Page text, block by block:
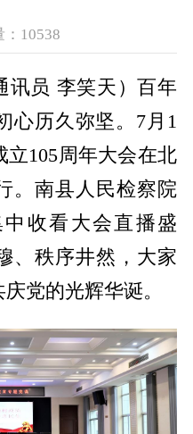
：10538
讯员 李笑天）百年
心历久弥坚。7月1
立105周年大会在北
。南县人民检察院
收看大会直播盛
、秩序井然，大家
党的光辉华诞。